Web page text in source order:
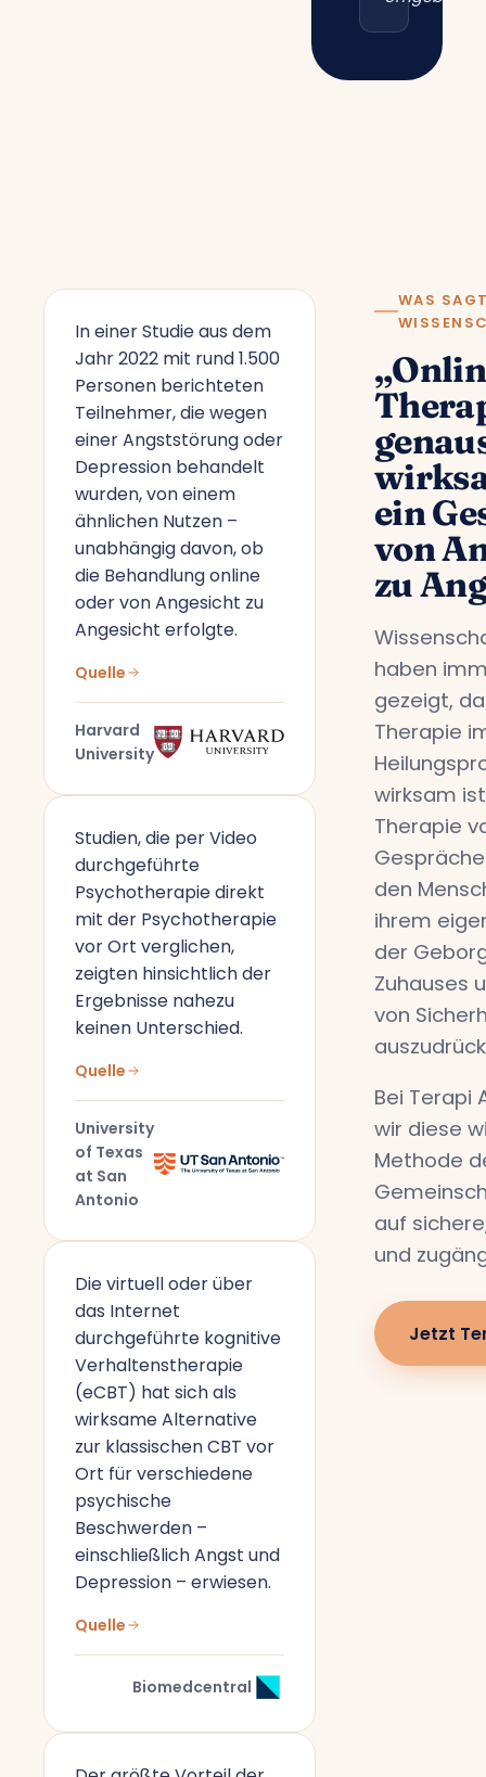
In einer Studie aus dem
Jahr 2022 mit rund 1.500
Personen berichteten
Teilnehmer, die wegen
einer Angststörung oder
Depression behandelt
wurden, von einem
ähnlichen Nutzen –
unabhängig davon, ob
die Behandlung online
oder von Angesicht zu
Angesicht erfolgte.
Quelle
Harvard
University
Studien, die per Video
durchgeführte
Psychotherapie direkt
mit der Psychotherapie
vor Ort verglichen,
zeigten hinsichtlich der
Ergebnisse nahezu
keinen Unterschied.
Quelle
University
of Texas
at San
Antonio
Die virtuell oder über
das Internet
durchgeführte kognitive
Verhaltenstherapie
(eCBT) hat sich als
wirksame Alternative
zur klassischen CBT vor
Ort für verschiedene
psychische
Beschwerden –
einschließlich Angst und
Depression – erwiesen.
Quelle
Biomedcentral
WAS
ein
von
zu
haben
gezeigt,
Therapie
wirksam
Therapie
den
ihrem
der
Zuhauses
von
Bei Terapi
wir diese
Methode
auf
und
Jetzt